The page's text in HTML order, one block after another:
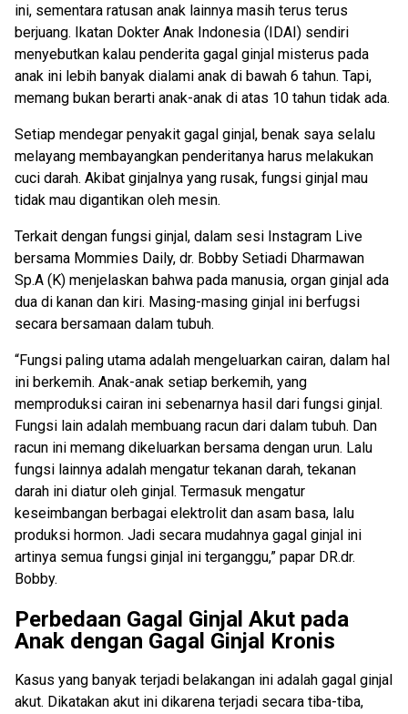
ini, sementara ratusan anak lainnya masih terus terus
berjuang. Ikatan Dokter Anak Indonesia (IDAI) sendiri
menyebutkan kalau penderita gagal ginjal misterus pada
anak ini lebih banyak dialami anak di bawah 6 tahun. Tapi,
memang bukan berarti anak-anak di atas 10 tahun tidak ada.
Setiap mendegar penyakit gagal ginjal, benak saya selalu
melayang membayangkan penderitanya harus melakukan
cuci darah. Akibat ginjalnya yang rusak, fungsi ginjal mau
tidak mau digantikan oleh mesin.
Terkait dengan fungsi ginjal, dalam sesi Instagram Live
bersama Mommies Daily, dr. Bobby Setiadi Dharmawan
Sp.A (K) menjelaskan bahwa pada manusia, organ ginjal ada
dua di kanan dan kiri. Masing-masing ginjal ini berfugsi
secara bersamaan dalam tubuh.
“Fungsi paling utama adalah mengeluarkan cairan, dalam hal
ini berkemih. Anak-anak setiap berkemih, yang
memproduksi cairan ini sebenarnya hasil dari fungsi ginjal.
Fungsi lain adalah membuang racun dari dalam tubuh. Dan
racun ini memang dikeluarkan bersama dengan urun. Lalu
fungsi lainnya adalah mengatur tekanan darah, tekanan
darah ini diatur oleh ginjal. Termasuk mengatur
keseimbangan berbagai elektrolit dan asam basa, lalu
produksi hormon. Jadi secara mudahnya gagal ginjal ini
artinya semua fungsi ginjal ini terganggu,” papar DR.dr.
Bobby.
Perbedaan Gagal Ginjal Akut pada
Anak dengan Gagal Ginjal Kronis
Kasus yang banyak terjadi belakangan ini adalah gagal ginjal
akut. Dikatakan akut ini dikarena terjadi secara tiba-tiba,